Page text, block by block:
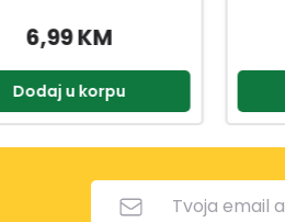
5,25 KM
Dodaj u korpu